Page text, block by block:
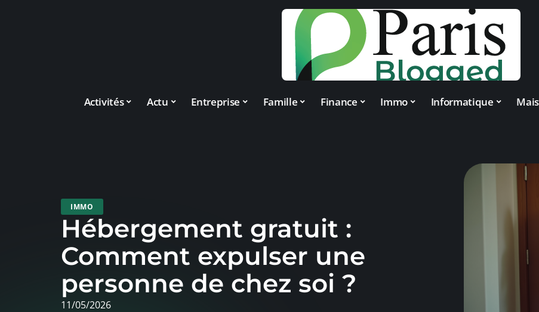
Activités Actu Entreprise Famille Finance Immo Informatique
IMMO
Hébergement gratuit :
Comment expulser une
personne de chez soi ?
11/05/2026